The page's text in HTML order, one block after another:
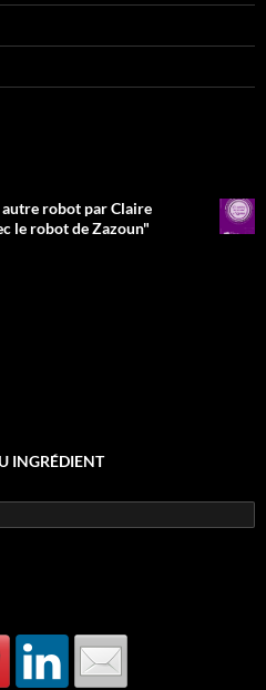
robot par Claire
le robot de Zazoun"
INGRÉDIENT